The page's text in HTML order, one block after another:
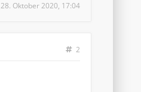
28. Oktober 2020, 17:04
2